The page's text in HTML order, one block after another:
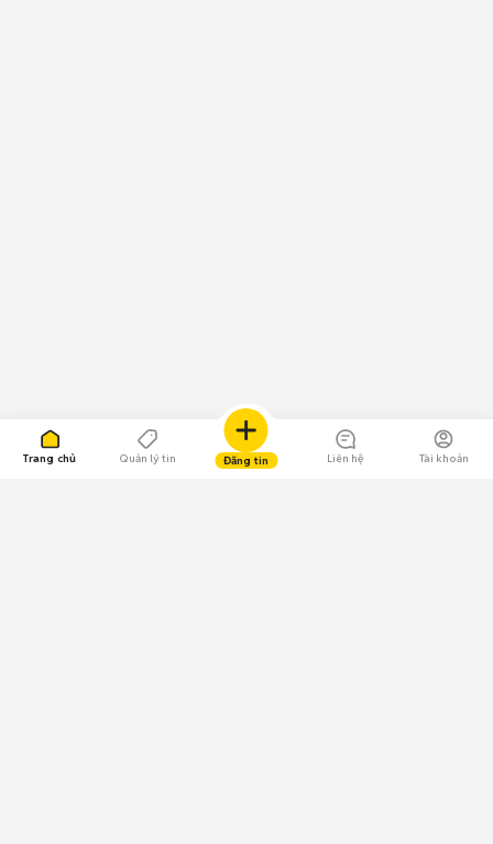
Trang chủ Quản lý tin Đăng tin Liên hệ Tài khoản